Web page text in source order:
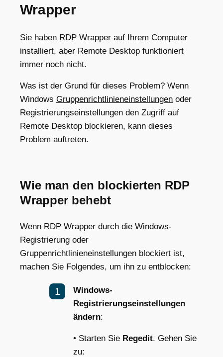
Wrapper
Sie haben RDP Wrapper auf Ihrem Computer
installiert, aber Remote Desktop funktioniert
immer noch nicht.
Was ist der Grund für dieses Problem? Wenn
Windows Gruppenrichtlinieneinstellungen oder
Registrierungseinstellungen den Zugriff auf
Remote Desktop blockieren, kann dieses
Problem auftreten.
Wie man den blockierten RDP
Wrapper behebt
Wenn RDP Wrapper durch die Windows-
Registrierung oder
Gruppenrichtlinieneinstellungen blockiert ist,
machen Sie Folgendes, um ihn zu entblocken:
Windows-
Registrierungseinstellungen
ändern:
• Starten Sie Regedit. Gehen Sie
zu: